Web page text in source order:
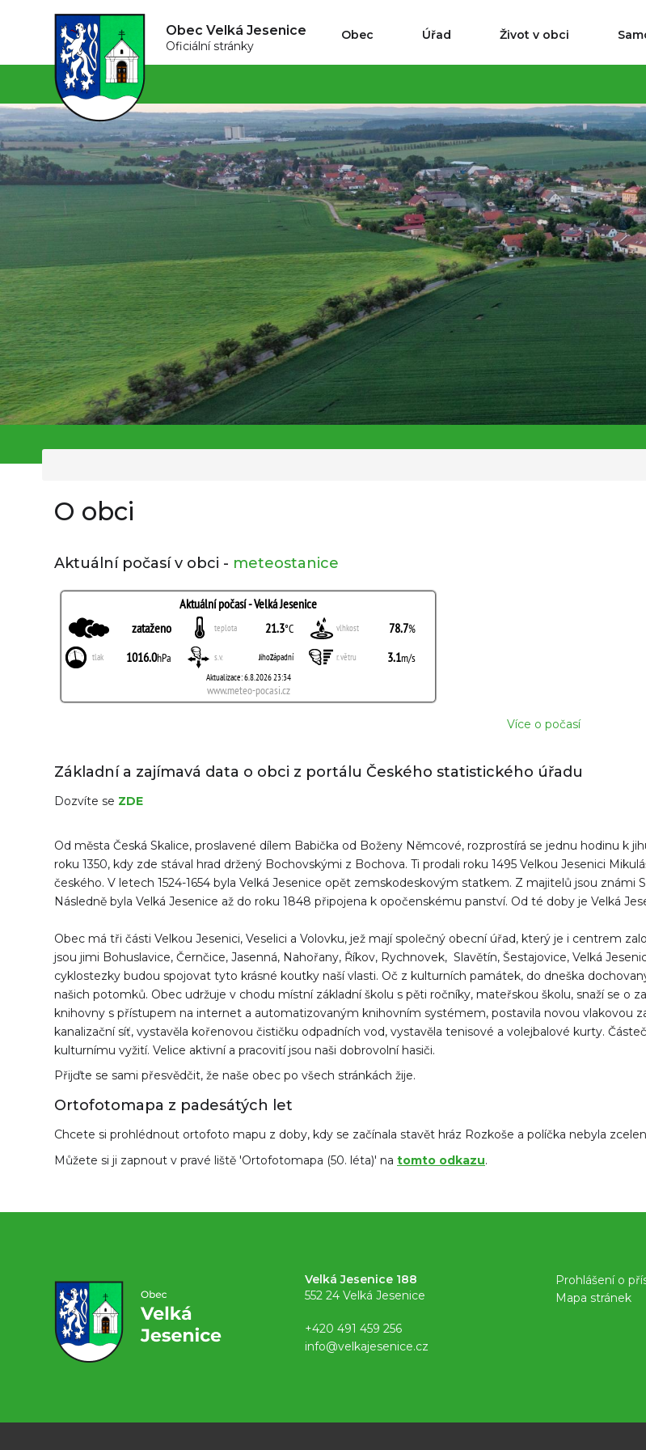
Obec Velká Jesenice
Oficiální stránky
Obec Úřad Život v obci
O obci
Aktuální počasí v obci - meteostanice
Více o počasí
Základní a zajímavá data o obci z portálu Českého statistického úřadu
Dozvíte se ZDE
Od města Česká Skalice, proslavené dílem Babička od Boženy Němcové, rozprostírá se jednu hodinu k
roku 1350, kdy zde stával hrad držený Bochovskými z Bochova. Ti prodali roku 1495 Velkou Jesenici
českého. V letech 1524-1654 byla Velká Jesenice opět zemskodeskovým statkem. Z majitelů jsou známi
Následně byla Velká Jesenice až do roku 1848 připojena k opočenskému panství. Od té doby je Velká
Obec má tři části Velkou Jesenici, Veselici a Volovku, jež mají společný obecní úřad, který je i centrem
jsou jimi Bohuslavice, Černčice, Jasenná, Nahořany, Říkov, Rychnovek, Slavětín, Šestajovice, Velká
cyklostezky budou spojovat tyto krásné koutky naší vlasti. Oč z kulturních památek, do dneška
našich potomků. Obec udržuje v chodu místní základní školu s pěti ročníky, mateřskou školu, snaží se o
knihovny s přístupem na internet a automatizovaným knihovním systémem, postavila novou vlakovou
kanalizační síť, vystavěla kořenovou čističku odpadních vod, vystavěla tenisové a volejbalové kurty.
kulturnímu vyžití. Velice aktivní a pracovití jsou naši dobrovolní hasiči.
Přijďte se sami přesvědčit, že naše obec po všech stránkách žije.
Ortofotomapa z padesátých let
Chcete si prohlédnout ortofoto mapu z doby, kdy se začínala stavět hráz Rozkoše a políčka nebyla
Můžete si ji zapnout v pravé liště 'Ortofotomapa (50. léta)' na tomto odkazu.
Velká Jesenice 188
552 24 Velká Jesenice
+420 491 459 256
info@velkajesenice.cz
Prohlášení o
Mapa stránek